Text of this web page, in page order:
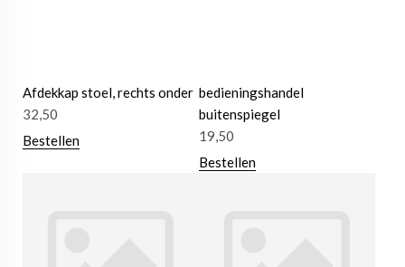
Afdekkap stoel, rechts onder
32,50
Bestellen
bedieningshandel
buitenspiegel
19,50
Bestellen